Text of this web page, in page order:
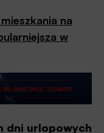
na
w
dni urlopowych